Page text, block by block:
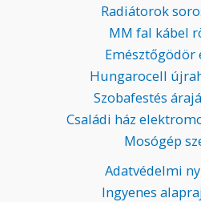
Radiátorok
MM fal kábel
Emésztőgödör
Hungarocell
Szobafestés
Családi ház
Mosógép
Adatvédelmi
Ingyenes